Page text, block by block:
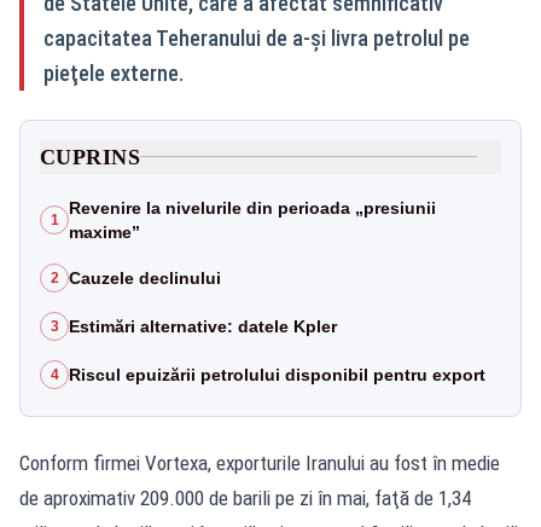
capacitatea Teheranului de a-şi livra petrolul pe
pieţele externe.
CUPRINS
1
Revenire la nivelurile din perioada „presiunii
maxime”
2 Cauzele declinului
3 Estimări alternative: datele Kpler
4 Riscul epuizării petrolului disponibil pentru export
Conform firmei Vortexa, exporturile Iranului au fost în medie
de aproximativ 209.000 de barili pe zi în mai, faţă de 1,34